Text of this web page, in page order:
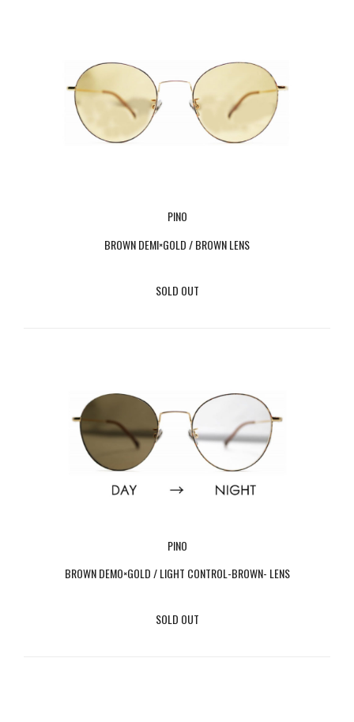
PINO
BROWN DEMI×GOLD / BROWN LENS
SOLD OUT
PINO
BROWN DEMO×GOLD / LIGHT CONTROL-BROWN- LENS
SOLD OUT